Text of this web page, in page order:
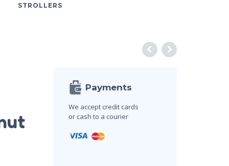
STROLLERS
Payments
We accept credit cards
or cash to a courier